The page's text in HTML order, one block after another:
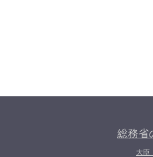
総務省
大臣